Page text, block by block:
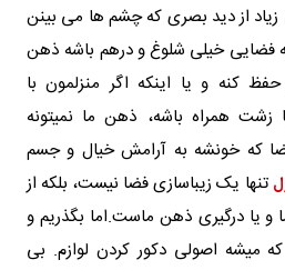
از دید بصری که چشم ها می بینن
یه فضایی خیلی شلوغ و درهم باشه ذهن
کنه و یا اینکه اگر منزلمون با
زشت همراه باشه، ذهن ما نمیتونه
فضا که خونشه به آرامش خیال و جسم
تنها یک زیباسازی فضا نیست، بلکه از
یا درگیری ذهن ماست.اما بگذریم و
میشه اصولی دکور کردن لوازم. بی